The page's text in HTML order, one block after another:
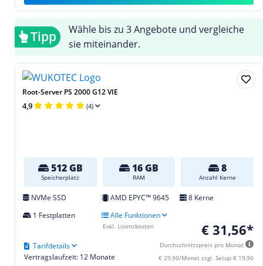
Tipp
Wähle bis zu 3 Angebote und vergleiche
sie miteinander.
Root-Server PS 2000 G12 VIE
4,9 (4)
512 GB
Speicherplatz
16 GB
RAM
8
Anzahl Kerne
NVMe SSD AMD EPYC™ 9645
8 Kerne
1 Festplatten
Alle Funktionen
€ 31,56*
Durchschnittspreis pro Monat
€ 29,90/Monat zzgl. Setup € 19,90
Vertragslaufzeit: 12 Monate
Tarifdetails
Exkl. Lizenzkosten